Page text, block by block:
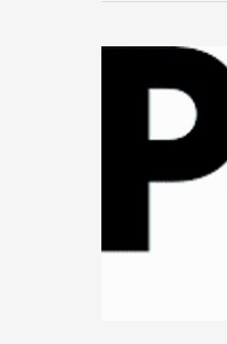
Ticketmaster
México
de